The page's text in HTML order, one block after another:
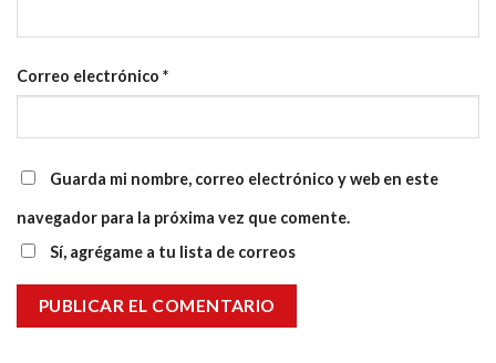
Correo electrónico *
Guarda mi nombre, correo electrónico y web en este
navegador para la próxima vez que comente.
Sí, agrégame a tu lista de correos